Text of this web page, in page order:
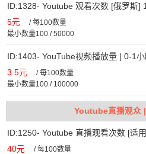
ID:1328- Youtube 观看次数 [俄罗斯]
5元 /每100数量
最小数量100 / 50000
ID:1403- YouTube视频播放量 | 0-1
3.5元 /每100数量
最小数量100 / 100000
Youtube直播观众
ID:1250- Youtube 直播观看次数 [适
40元 /每100数量